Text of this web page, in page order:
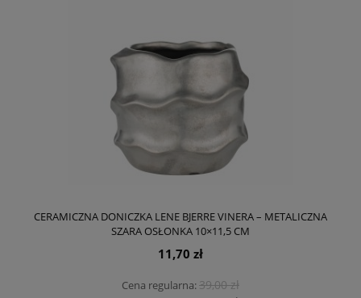
CERAMICZNA DONICZKA LENE BJERRE VINERA – METALICZNA
SZARA OSŁONKA 10×11,5 CM
11,70 zł
Cena regularna:39,00 zł